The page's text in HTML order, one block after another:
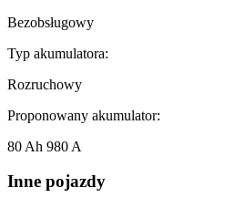
Bezobsługowy
Typ akumulatora:
Rozruchowy
Proponowany akumulator:
80 Ah 980 A
Inne pojazdy